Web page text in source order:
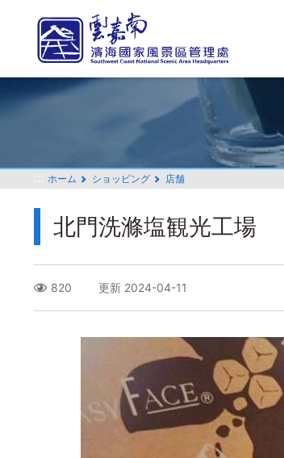
セ
::: ホーム ショッピング 店舗
北門洗滌塩観光工場
820 更新 2024-04-11